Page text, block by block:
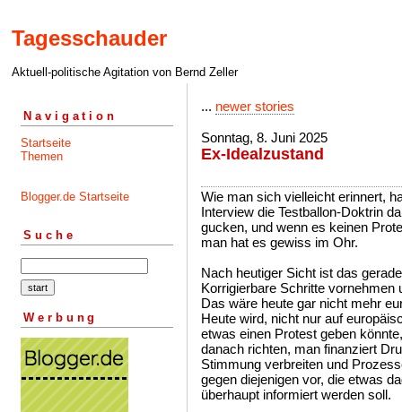
Tagesschauder
Aktuell-politische Agitation von Bernd Zeller
Navigation
Startseite
Themen
Blogger.de Startseite
Suche
Werbung
... newer stories
Sonntag, 8. Juni 2025
Ex-Idealzustand
Wie man sich vielleicht erinnert,
Interview die Testballon-Doktrin
gucken, und wenn es keinen
man hat es gewiss im Ohr.
Nach heutiger Sicht ist das
Korrigierbare Schritte vornehmen
Das wäre heute gar nicht mehr
Heute wird, nicht nur auf
etwas einen Protest geben
danach richten, man finanziert
Stimmung verbreiten und
gegen diejenigen vor, die etwas
überhaupt informiert werden soll.